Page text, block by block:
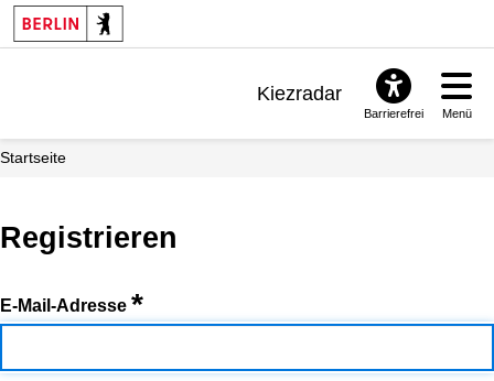
Kiezradar
Barrierefrei Menü
Startseite
Registrieren
E-Mail-Adresse *